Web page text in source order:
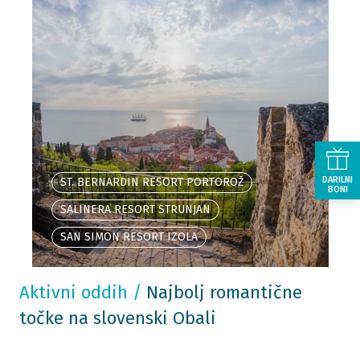
ST. BERNARDIN RESORT PORTOROŽ
SALINERA RESORT STRUNJAN
SAN SIMON RESORT IZOLA
Aktivni oddih / Najbolj romantične
točke na slovenski Obali
DARILNI
BONI